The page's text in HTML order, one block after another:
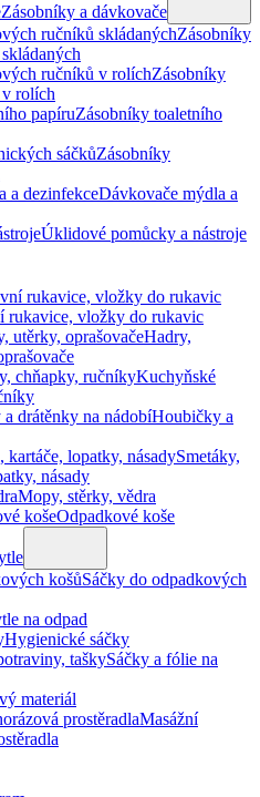
Zásobníky a dávkovače
Zásobníky
Zásobníky
rolích
Zásobníky toaletního
Zásobníky
Dávkovače mýdla a
Úklidové pomůcky a nástroje
rukavice, vložky do rukavic
Hadry,
Kuchyňské
Houbičky a
Smetáky,
násady
Mopy, stěrky, vědra
Odpadkové koše
Sáčky do odpadkových
na odpad
Hygienické sáčky
Sáčky a fólie na
materiál
Masážní